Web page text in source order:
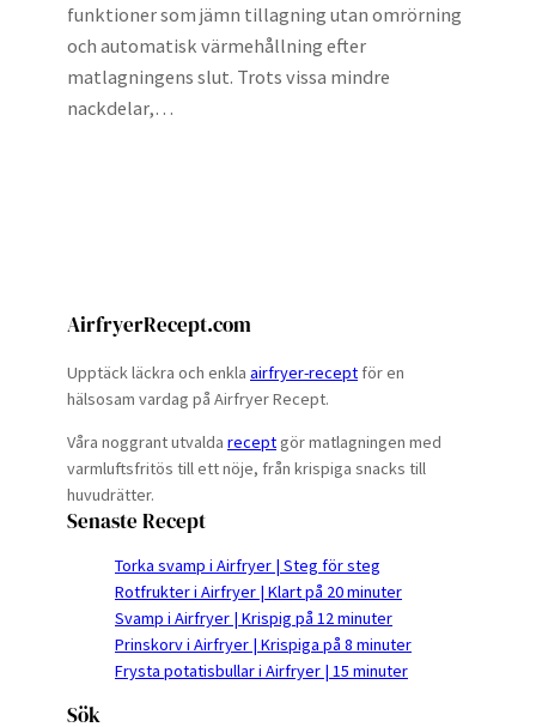
funktioner som jämn tillagning utan omrörning
och automatisk värmehållning efter
matlagningens slut. Trots vissa mindre
nackdelar,…
AirfryerRecept.com
Upptäck läckra och enkla airfryer-recept för en
hälsosam vardag på Airfryer Recept.
Våra noggrant utvalda receptgör matlagningen med
varmluftsfritös till ett nöje, från krispiga snacks till
huvudrätter.
Senaste Recept
Torka svamp i Airfryer | Steg för steg
Rotfrukter i Airfryer | Klart på 20 minuter
Svamp i Airfryer | Krispig på 12 minuter
Prinskorv i Airfryer | Krispiga på 8 minuter
Frysta potatisbullar i Airfryer | 15 minuter
Sök